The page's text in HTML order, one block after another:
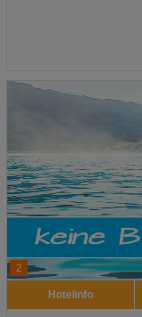
2
Hotelinfo